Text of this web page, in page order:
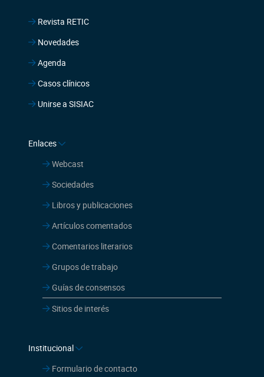
Revista RETIC
Novedades
Agenda
Casos clínicos
Unirse a SISIAC
Enlaces
Webcast
Sociedades
Libros y publicaciones
Artículos comentados
Comentarios literarios
Grupos de trabajo
Guías de consensos
Sitios de interés
Institucional
Formulario de contacto